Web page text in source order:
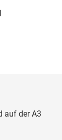
auf der A3